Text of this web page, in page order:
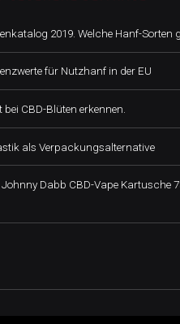
2019. Welche Hanf-Sorten
für Nutzhanf in der EU
CBD-Blüten erkennen.
als Verpackungsalternative
Johnny Dabb CBD-Vape Kartusche